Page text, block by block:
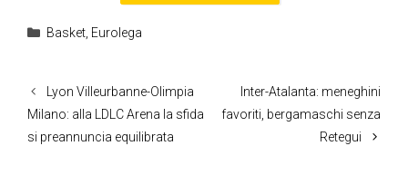
Categorie
Basket, Eurolega
Lyon Villeurbanne-Olimpia
Milano: alla LDLC Arena la sfida
si preannuncia equilibrata
Inter-Atalanta: meneghini
favoriti, bergamaschi senza
Retegui